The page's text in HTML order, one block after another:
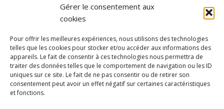
Gérer le consentement aux
cookies
Pour offrir les meilleures expériences, nous utilisons des technologies
telles que les cookies pour stocker et/ou accéder aux informations des
appareils. Le fait de consentir à ces technologies nous permettra de
traiter des données telles que le comportement de navigation ou les ID
uniques sur ce site. Le fait de ne pas consentir ou de retirer son
consentement peut avoir un effet négatif sur certaines caractéristiques
et fonctions.
jour. Comme il s’y était engagé, le
ministère de l’éducation nationale, de
l’enseignement supérieur et de la
recherche a engagé la réforme du
dispositif d’aides au mérite applicable à
la rentrée prochaine en prenant en
compte des critiques du dispositif